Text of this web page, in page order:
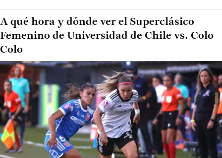
A qué hora y dónde ver el Superclásico
Femenino de Universidad de Chile vs. Colo
Colo